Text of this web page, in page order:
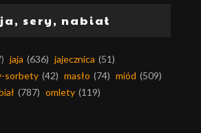
sery, nabiał
jaja (636) jajecznica (51)
sorbety (42) masło (74) miód (509)
(787) omlety (119)